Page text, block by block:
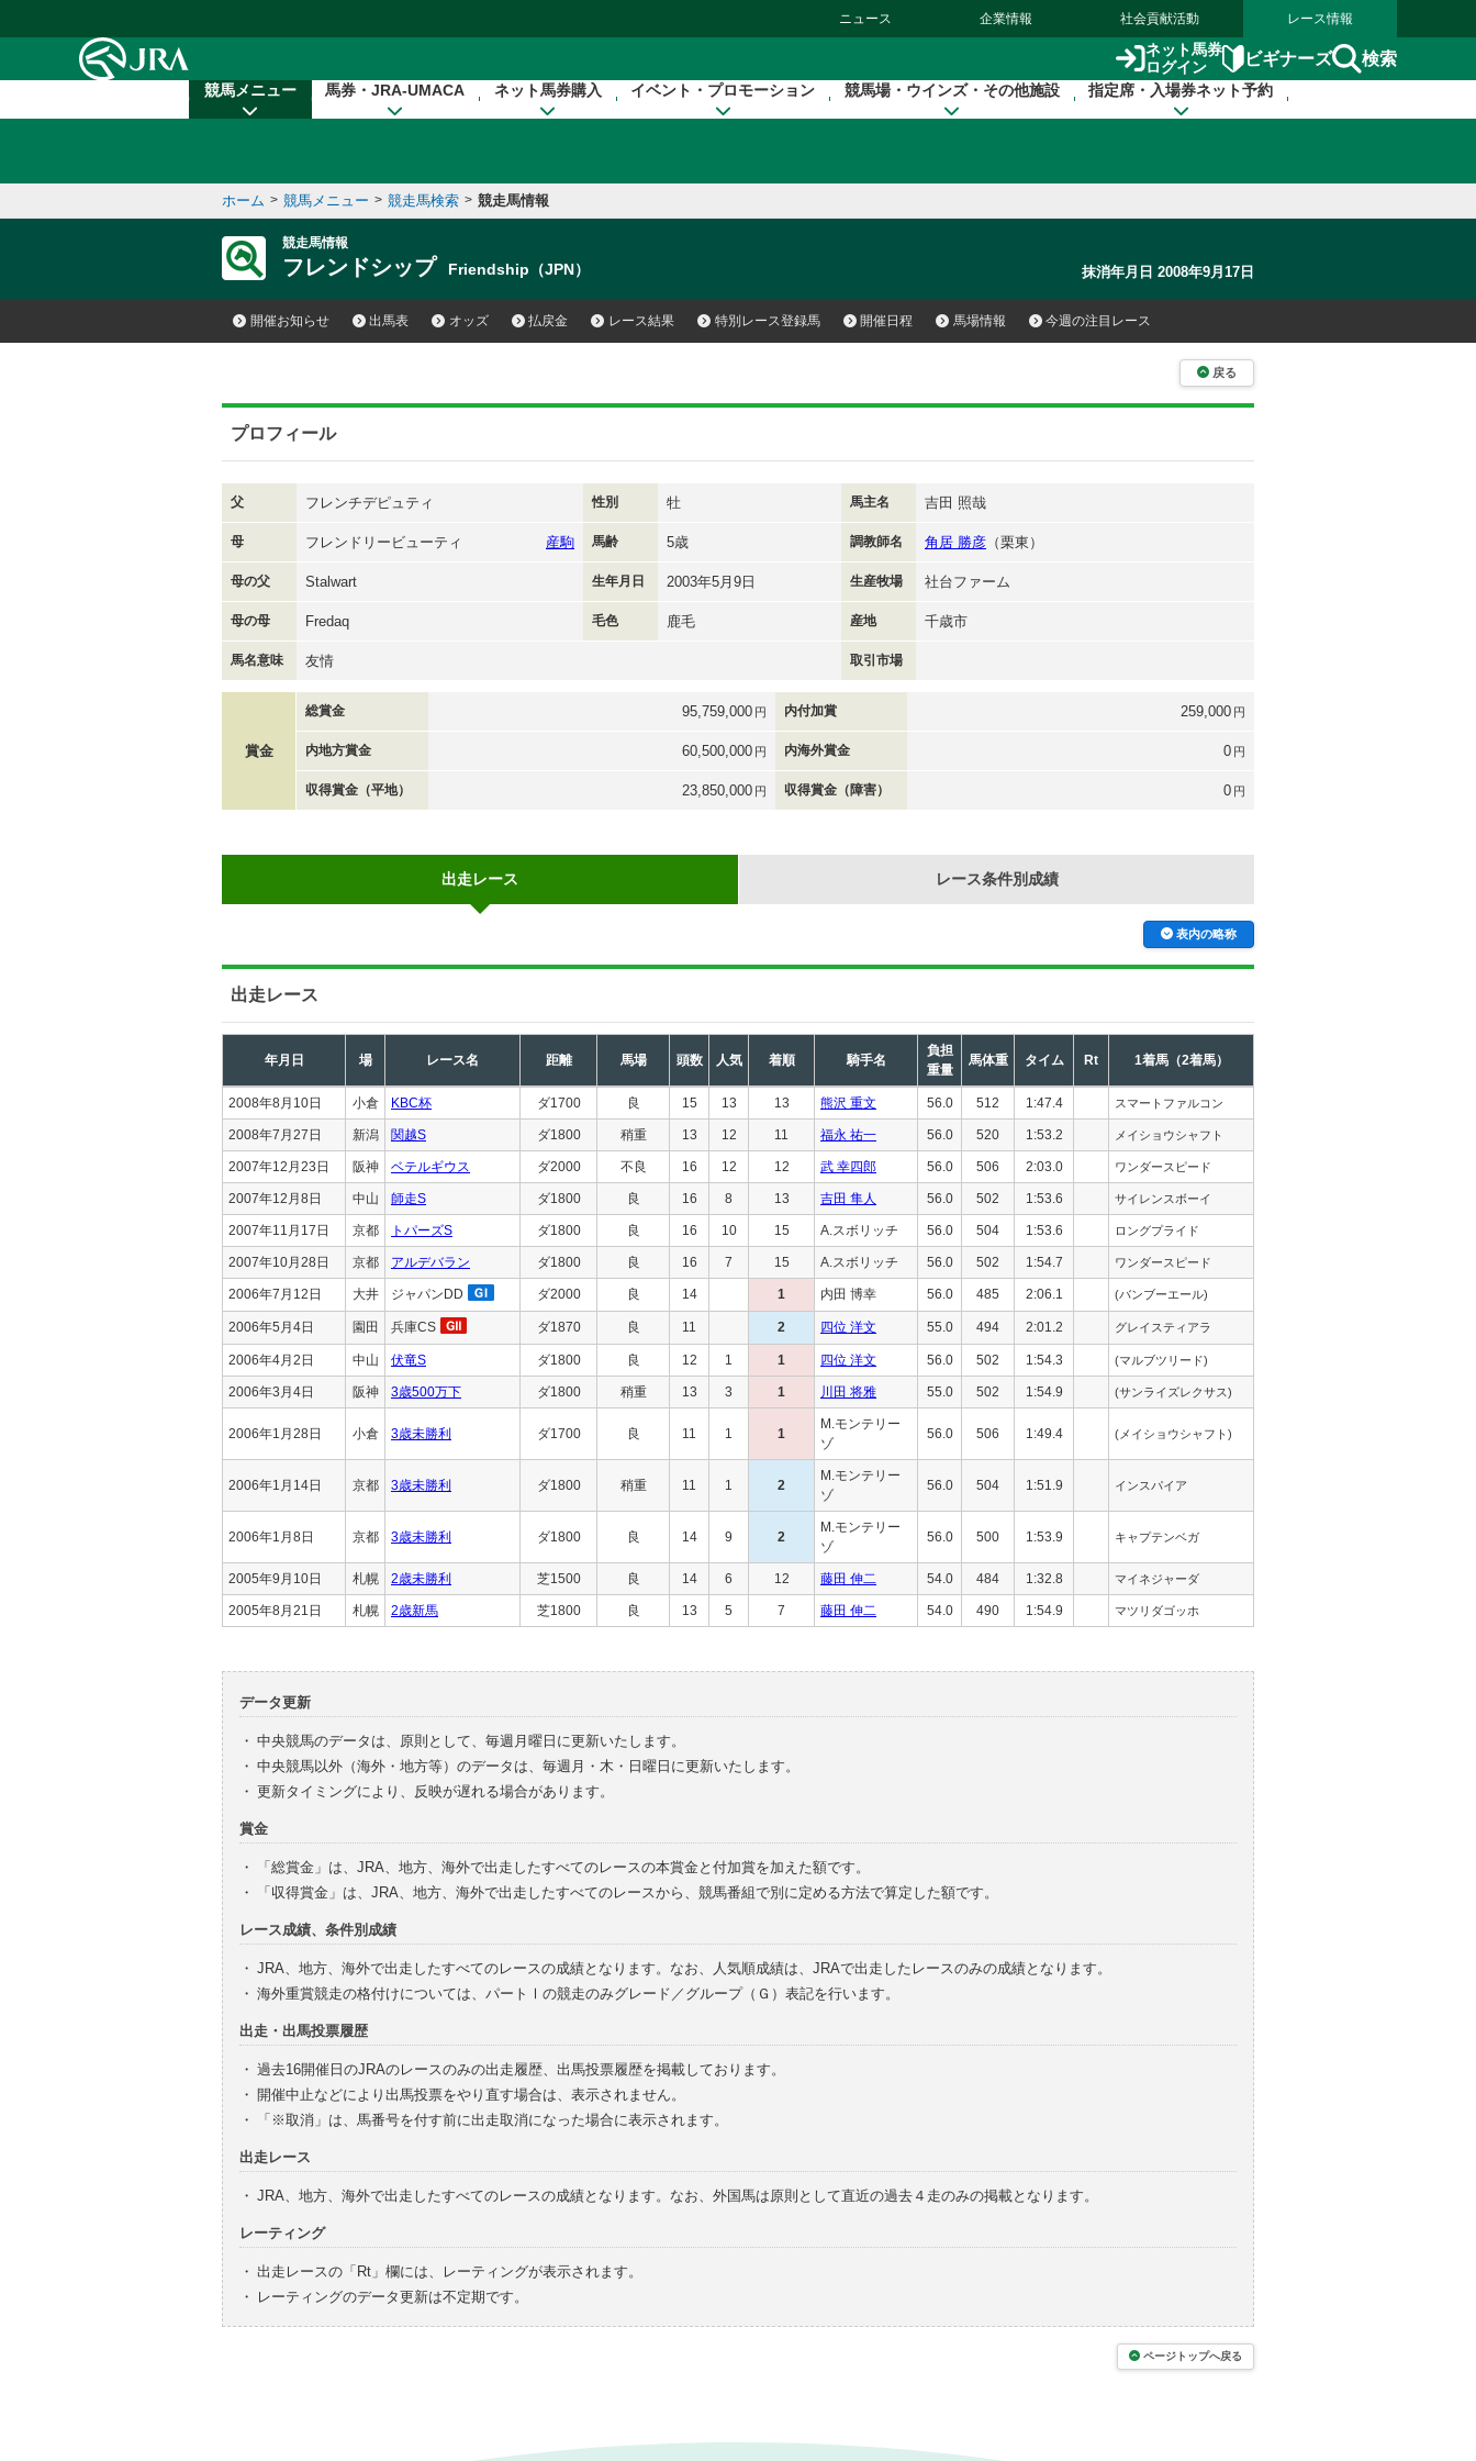
ニュース 企業情報 社会貢献活動 レース情報
ネット馬券
ログイン
ビギナーズ 検索
競馬メニュー 馬券・JRA-UMACA ネット馬券購入 イベント・プロモーション 競馬場・ウインズ・その他施設 指定席・入場券ネット予約
ホーム > 競馬メニュー > 競走馬検索 > 競走馬情報
競走馬情報
フレンドシップ Friendship（JPN） 抹消年月日 2008年9月17日
開催お知らせ 出馬表 オッズ 払戻金 レース結果 特別レース登録馬 開催日程 馬場情報 今週の注目レース
戻る
プロフィール
父 フレンチデピュティ 性別 牡 馬主名 吉田 照哉
母 フレンドリービューティ 産駒 馬齢 5歳 調教師名 角居 勝彦 （栗東）
母の父 Stalwart 生年月日 2003年5月9日 生産牧場 社台ファーム
母の母 Fredaq 毛色 鹿毛 産地 千歳市
馬名意味 友情 取引市場
賞金
総賞金 95,759,000 円 内付加賞 259,000 円
内地方賞金 60,500,000 円 内海外賞金 0 円
収得賞金（平地） 23,850,000 円 収得賞金（障害） 0 円
出走レース レース条件別成績
表内の略称
出走レース
年月日 場 レース名 距離 馬場 頭数 人気 着順 騎手名
負担
重量
馬体重 タイム Rt 1着馬（2着馬）
2008年8月10日 小倉 KBC杯 ダ1700 良 15 13 13 熊沢 重文 56.0 512 1:47.4 スマートファルコン
2008年7月27日 新潟 関越S ダ1800 稍重 13 12 11 福永 祐一 56.0 520 1:53.2 メイショウシャフト
2007年12月23日 阪神 ベテルギウス ダ2000 不良 16 12 12 武 幸四郎 56.0 506 2:03.0 ワンダースピード
2007年12月8日 中山 師走S ダ1800 良 16 8 13 吉田 隼人 56.0 502 1:53.6 サイレンスボーイ
2007年11月17日 京都 トパーズS ダ1800 良 16 10 15 A.スボリッチ 56.0 504 1:53.6 ロングプライド
2007年10月28日 京都 アルデバラン ダ1800 良 16 7 15 A.スボリッチ 56.0 502 1:54.7 ワンダースピード
2006年7月12日 大井 ジャパンDD ダ2000 良 14 1 内田 博幸 56.0 485 2:06.1 (バンブーエール)
2006年5月4日 園田 兵庫CS ダ1870 良 11 2 四位 洋文 55.0 494 2:01.2 グレイスティアラ
2006年4月2日 中山 伏竜S ダ1800 良 12 1 1 四位 洋文 56.0 502 1:54.3 (マルブツリード)
2006年3月4日 阪神 3歳500万下 ダ1800 稍重 13 3 1 川田 将雅 55.0 502 1:54.9 (サンライズレクサス)
2006年1月28日 小倉 3歳未勝利 ダ1700 良 11 1 1
M.モンテリー
ゾ
56.0 506 1:49.4 (メイショウシャフト)
2006年1月14日 京都 3歳未勝利 ダ1800 稍重 11 1 2
M.モンテリー
ゾ
56.0 504 1:51.9 インスパイア
2006年1月8日 京都 3歳未勝利 ダ1800 良 14 9 2
M.モンテリー
ゾ
56.0 500 1:53.9 キャプテンベガ
2005年9月10日 札幌 2歳未勝利 芝1500 良 14 6 12 藤田 伸二 54.0 484 1:32.8 マイネジャーダ
2005年8月21日 札幌 2歳新馬 芝1800 良 13 5 7 藤田 伸二 54.0 490 1:54.9 マツリダゴッホ
データ更新
・ 中央競馬のデータは、原則として、毎週月曜日に更新いたします。
・ 中央競馬以外（海外・地方等）のデータは、毎週月・木・日曜日に更新いたします。
・ 更新タイミングにより、反映が遅れる場合があります。
賞金
・
「総賞金」は、JRA、地方、海外で出走したすべてのレースの本賞金と付加賞を加えた額です。
・
「収得賞金」は、JRA、地方、海外で出走したすべてのレースから、競馬番組で別に定める方法で算定した額です。
レース成績、条件別成績
・ JRA、地方、海外で出走したすべてのレースの成績となります。なお、人気順成績は、JRAで出走したレースのみの成績となります。
・ 海外重賞競走の格付けについては、パートⅠの競走のみグレード／グループ（Ｇ）表記を行います。
出走・出馬投票履歴
・ 過去16開催日のJRAのレースのみの出走履歴、出馬投票履歴を掲載しております。
・ 開催中止などにより出馬投票をやり直す場合は、表示されません。
・
「※取消」は、馬番号を付す前に出走取消になった場合に表示されます。
出走レース
・ JRA、地方、海外で出走したすべてのレースの成績となります。なお、外国馬は原則として直近の過去４走のみの掲載となります。
レーティング
・ 出走レースの「Rt」欄には、レーティングが表示されます。
・
レーティングのデータ更新は不定期です。
ページトップへ戻る